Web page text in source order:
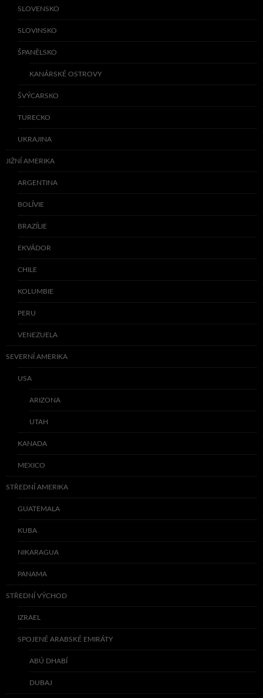
SLOVENSKO
SLOVINSKO
ŠPANĚLSKO
KANÁRSKÉ OSTROVY
ŠVÝCARSKO
TURECKO
UKRAJINA
JIŽNÍ AMERIKA
ARGENTINA
BOLÍVIE
BRAZÍLIE
EKVÁDOR
CHILE
KOLUMBIE
PERU
VENEZUELA
SEVERNÍ AMERIKA
USA
ARIZONA
UTAH
KANADA
MEXICO
STŘEDNÍ AMERIKA
GUATEMALA
KUBA
NIKARAGUA
PANAMA
STŘEDNÍ VÝCHOD
IZRAEL
SPOJENÉ ARABSKÉ EMIRÁTY
ABÚ DHABÍ
DUBAJ